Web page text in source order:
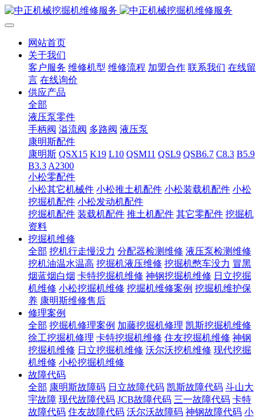
网站首页
关于我们
客户服务 维修机型 维修流程 加盟合作 联系我们 在线留
言 在线询价
供应产品
全部
液压泵零件
手柄阀 溢流阀 多路阀 液压泵
康明斯配件
康明斯 QSX15 K19 L10 QSM11 QSL9 QSB6.7 C8.3 B5.9
B3.3 A2300
小松零配件
小松其它机械件 小松推土机配件 小松装载机配件 小松
挖掘机配件 小松发动机配件
挖掘机配件 装载机配件 推土机配件 其它零配件 挖掘机
资料
挖掘机维修
全部 挖机行走慢没力 分配器检测维修 液压泵检测维修
挖机油温水温高 挖掘机液压维修 挖掘机憋车没力 冒黑
烟蓝烟白烟 卡特挖掘机维修 神钢挖掘机维修 日立挖掘
机维修 小松挖掘机维修 挖掘机维修案例 挖掘机维护保
养 康明斯维修售后
修理案例
全部 挖掘机修理案例 加藤挖掘机修理 凯斯挖掘机维修
徐工挖掘机修理 卡特挖掘机维修 住友挖掘机维修 神钢
挖掘机维修 日立挖掘机维修 沃尔沃挖机维修 现代挖掘
机维修 小松挖掘机维修
故障代码
全部 康明斯故障码 日立故障代码 凯斯故障代码 斗山大
宇故障 现代故障代码 JCB故障代码 三一故障代码 卡特
故障代码 住友故障代码 沃尔沃故障码 神钢故障代码 小